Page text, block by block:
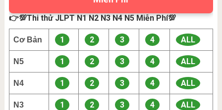
👉💯Thi thử JLPT N1 N2 N3 N4 N5 Miễn Phí💯
Cơ Bản 1 2 3 4 ALL
N5 1 2 3 4 ALL
N4 1 2 3 4 ALL
N3 1 2 3 4 ALL